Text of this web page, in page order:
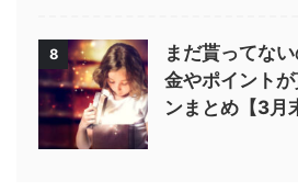
8
まだ貰ってな
金やポイント
ンまとめ【3月